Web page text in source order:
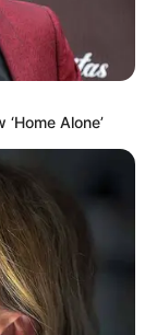
Alone’